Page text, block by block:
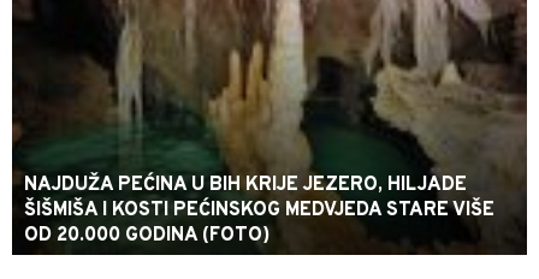
NAJDUŽA PEĆINA U BIH KRIJE JEZERO, HILJADE
ŠIŠMIŠA I KOSTI PEĆINSKOG MEDVJEDA STARE VIŠE
OD 20.000 GODINA (FOTO)